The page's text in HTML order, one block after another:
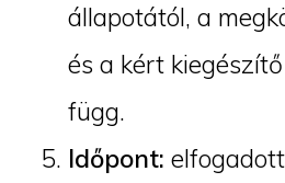
állapotától, a
és a kért
függ.
Időpont: